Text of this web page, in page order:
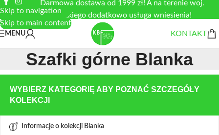
Skip to navigation
Skip to main content
Darmowa dostawa od 1999 zł! A na terenie woj.
łódzkiego dodatkowo usługa wniesienia!
MENU KONTAKT
Szafki górne Blanka
WYBIERZ KATEGORIĘ ABY POZNAĆ SZCZEGÓŁY
KOLEKCJI
Informacje o kolekcji Blanka